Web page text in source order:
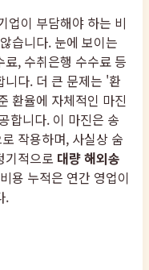
업이 부담해야 하는 비
습니다. 눈에 보이는
, 수취은행 수수료 등
다. 더 큰 문제는 '환
환율에 자체적인 마진
합니다. 이 마진은 송
작용하며, 사실상 숨
기적으로 대량 해외송
용 누적은 연간 영업이
.